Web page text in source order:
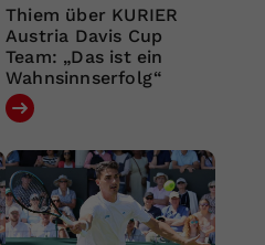
Thiem über KURIER
Austria Davis Cup
Team: „Das ist ein
Wahnsinnserfolg“